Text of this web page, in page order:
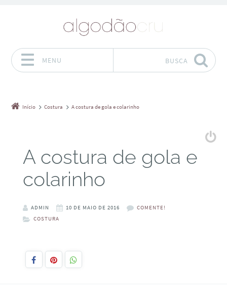
MENU BUSCA
Início Costura A costura de gola e colarinho
A costura de gola e
colarinho
ADMIN 10 DE MAIO DE 2016
COMENTE!
COSTURA